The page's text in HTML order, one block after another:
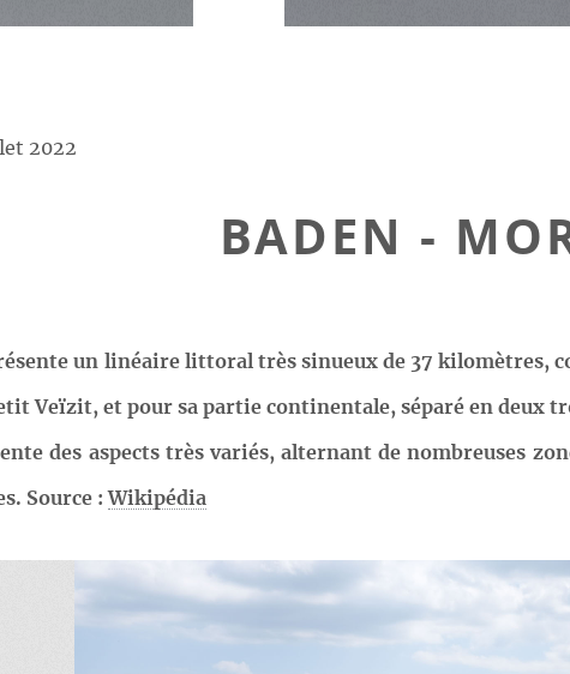
2022
BADEN -
un linéaire littoral très sinueux de 37 kilomètres,
Veïzit, et pour sa partie continentale, séparé en deux
des aspects très variés, alternant de nombreuses
Source : Wikipédia